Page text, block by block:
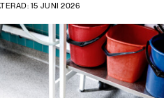
15 JUNI 2026